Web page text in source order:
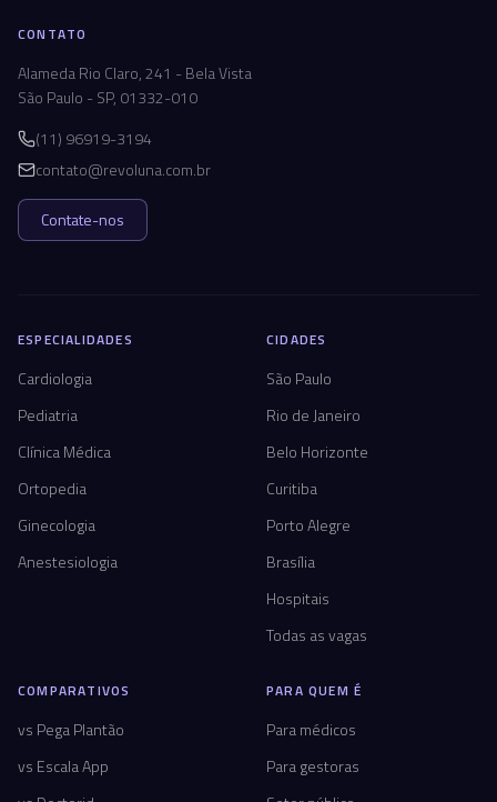
CONTATO
Alameda Rio Claro, 241 - Bela Vista
São Paulo - SP, 01332-010
(11) 96919-3194
contato@revoluna.com.br
Contate-nos
ESPECIALIDADES
Cardiologia
Pediatria
Clínica Médica
Ortopedia
Ginecologia
Anestesiologia
CIDADES
São Paulo
Rio de Janeiro
Belo Horizonte
Curitiba
Porto Alegre
Brasília
Hospitais
Todas as vagas
COMPARATIVOS
vs Pega Plantão
vs Escala App
PARA QUEM É
Para médicos
Para gestoras